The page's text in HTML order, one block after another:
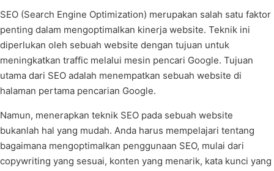
SEO (Search Engine Optimization) merupakan salah satu faktor
penting dalam mengoptimalkan kinerja website. Teknik ini
diperlukan oleh sebuah website dengan tujuan untuk
meningkatkan traffic melalui mesin pencari Google. Tujuan
utama dari SEO adalah menempatkan sebuah website di
halaman pertama pencarian Google.
Namun, menerapkan teknik SEO pada sebuah website
bukanlah hal yang mudah. Anda harus mempelajari tentang
bagaimana mengoptimalkan penggunaan SEO, mulai dari
copywriting yang sesuai, konten yang menarik, kata kunci yang